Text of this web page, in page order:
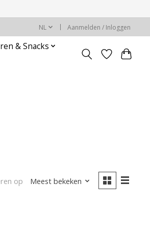
NL Aanmelden / Inloggen
& Snacks
op Meest bekeken